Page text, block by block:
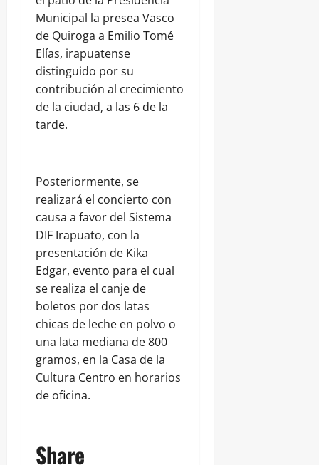
Municipal la presea Vasco
de Quiroga a Emilio Tomé
Elías, irapuatense
distinguido por su
contribución al crecimiento
de la ciudad, a las 6 de la
tarde.
Posteriormente, se
realizará el concierto con
causa a favor del Sistema
DIF Irapuato, con la
presentación de Kika
Edgar, evento para el cual
se realiza el canje de
boletos por dos latas
chicas de leche en polvo o
una lata mediana de 800
gramos, en la Casa de la
Cultura Centro en horarios
de oficina.
Share